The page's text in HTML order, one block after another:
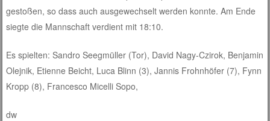
gestoßen, so dass auch ausgewechselt werden konnte. Am Ende
siegte die Mannschaft verdient mit 18:10.
Es spielten: Sandro Seegmüller (Tor), David Nagy-Czirok, Benjamin
Olejnik, Etienne Beicht, Luca Blinn (3), Jannis Frohnhöfer (7), Fynn
Kropp (8), Francesco Micelli Sopo,
dw